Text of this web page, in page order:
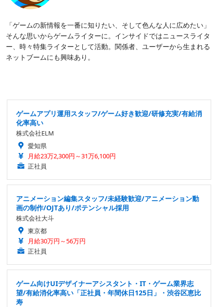
「ゲームの新情報を一番に知りたい、そして色んな人に広めたい」
そんな思いからゲームライターに。インサイドではニュースライタ
ー、時々特集ライターとして活動。関係者、ユーザーから生まれる
ネットブームにも興味あり。
ゲームアプリ運用スタッフ/ゲーム好き歓迎/研修充実/有給消
化率高い
株式会社ELM
愛知県
月給23万2,300円～31万6,100円
正社員
アニメーション編集スタッフ/未経験歓迎/アニメーション動
画の制作/OJTあり/ポテンシャル採用
株式会社大斗
東京都
月給30万円～56万円
正社員
ゲーム向けUIデザイナーアシスタント・IT・ゲーム業界志
望/有給消化率高い「正社員・年間休日125日」・渋谷区恵比
寿